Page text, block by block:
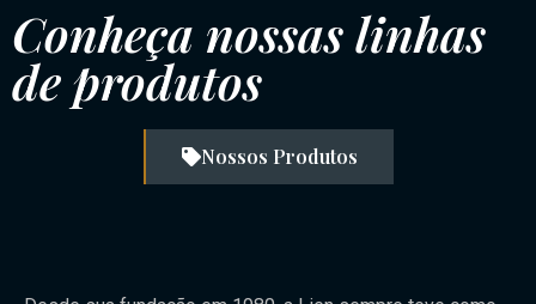
Conheça nossas linhas
de produtos
Nossos Produtos